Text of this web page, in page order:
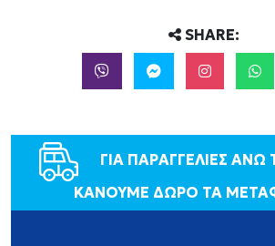
SHARE:
ΓΙΑ ΠΑΡΑΓΓΕΛΙΕΣ ΑΝΩ
ΚΑΝΟΥΜΕ ΔΩΡΟ ΤΑ